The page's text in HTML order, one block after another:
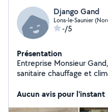
Django Gand
Lons-le-Saunier
-/5
Présentation
Entreprise Monsieur
sanitaire chauffage et
Aucun avis pour l'instant